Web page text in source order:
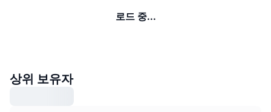
로드 중...
상위 보유자